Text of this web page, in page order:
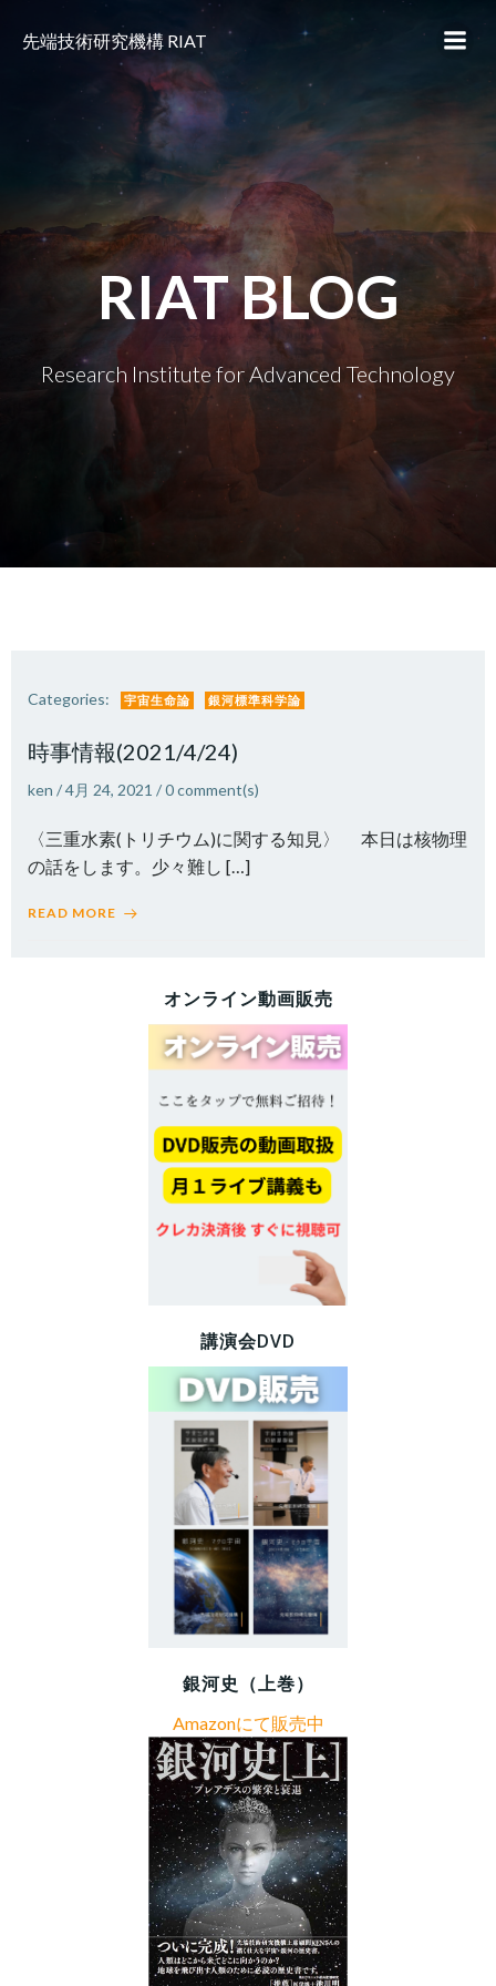
ス
キ
ッ
プ
先端技術研究機構 RIAT
RIAT BLOG
Research Institute for Advanced Technology
Categories: 宇宙生命論 銀河標準科学論
時事情報(2021/4/24)
ken /4月 24, 2021 /0comment(s)
〈三重水素(トリチウム)に関する知見〉 本日は核物理
の話をします。少々難し […]
READ MORE
オンライン動画販売
講演会DVD
銀河史（上巻）
Amazonにて販売中